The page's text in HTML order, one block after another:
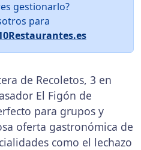
gestionarlo?
para
de Recoletos, 3 en
El Figón de
para grupos y
oferta gastronómica de
como el lechazo